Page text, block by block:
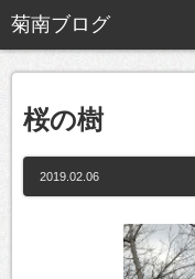
桜の樹
2019.02.06